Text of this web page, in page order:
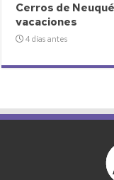
Cerros de
vacaciones
4 días antes